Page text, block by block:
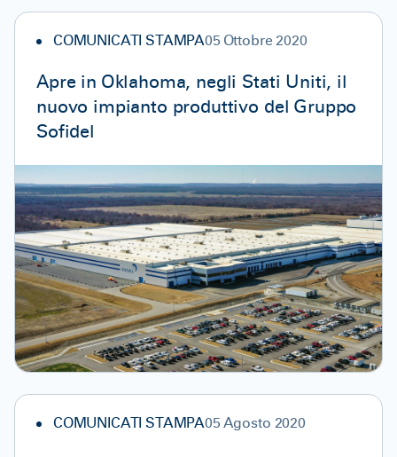
COMUNICATI STAMPA05 Ottobre 2020
Apre in Oklahoma, negli Stati Uniti, il
nuovo impianto produttivo del Gruppo
Sofidel
COMUNICATI STAMPA05 Agosto 2020